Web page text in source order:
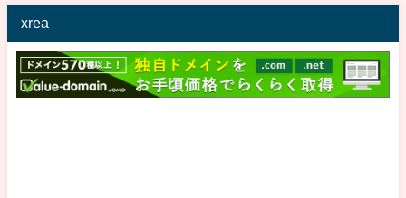
xrea